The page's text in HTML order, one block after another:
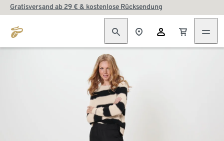
Gratisversand ab 29 € & kostenlose Rücksendung